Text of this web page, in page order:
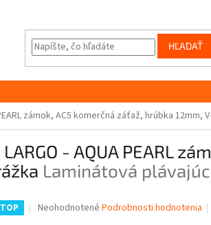
HĽADAŤ
zámok, AC5 komerčná záťaž, hrúbka 12mm,
LARGO - AQUA PEARL
Laminátová
Priemerné
Neohodnotené Podrobnosti hodnotenia